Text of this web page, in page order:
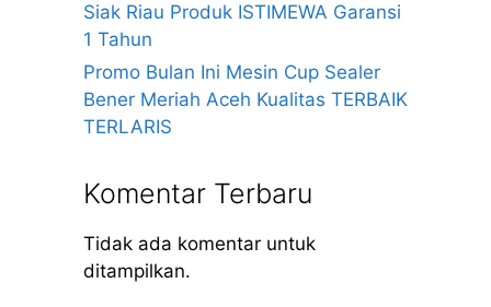
Siak Riau Produk ISTIMEWA Garansi
1 Tahun
Promo Bulan Ini Mesin Cup Sealer
Bener Meriah Aceh Kualitas TERBAIK
TERLARIS
Komentar Terbaru
Tidak ada komentar untuk
ditampilkan.